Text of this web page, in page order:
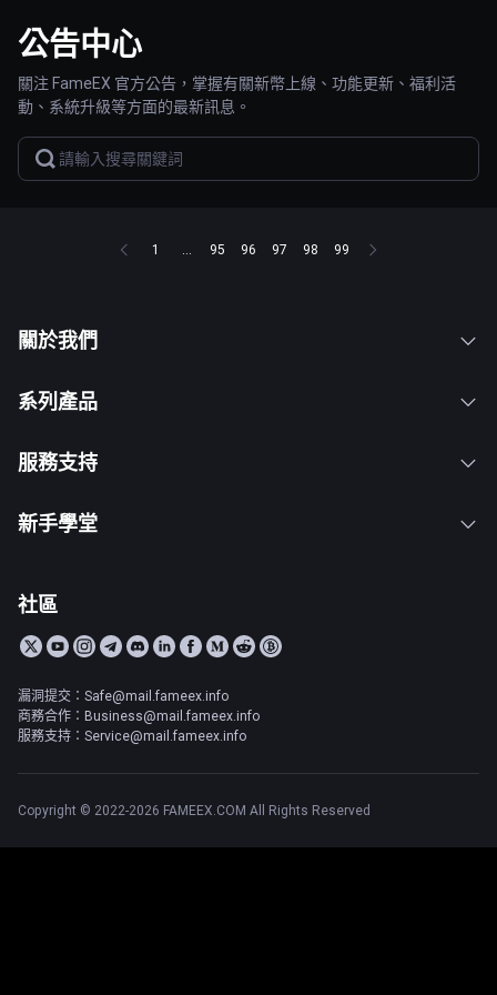
公告中心
關注 FameEX 官方公告，掌握有關新幣上線、功能更新、福利活
動、系統升級等方面的最新訊息。
1 ... 95 96 97 98 99
關於我們
系列產品
服務支持
新手學堂
社區
漏洞提交：Safe@mail.fameex.info
商務合作：Business@mail.fameex.info
服務支持：Service@mail.fameex.info
Copyright © 2022-2026 FAMEEX.COM All Rights Reserved